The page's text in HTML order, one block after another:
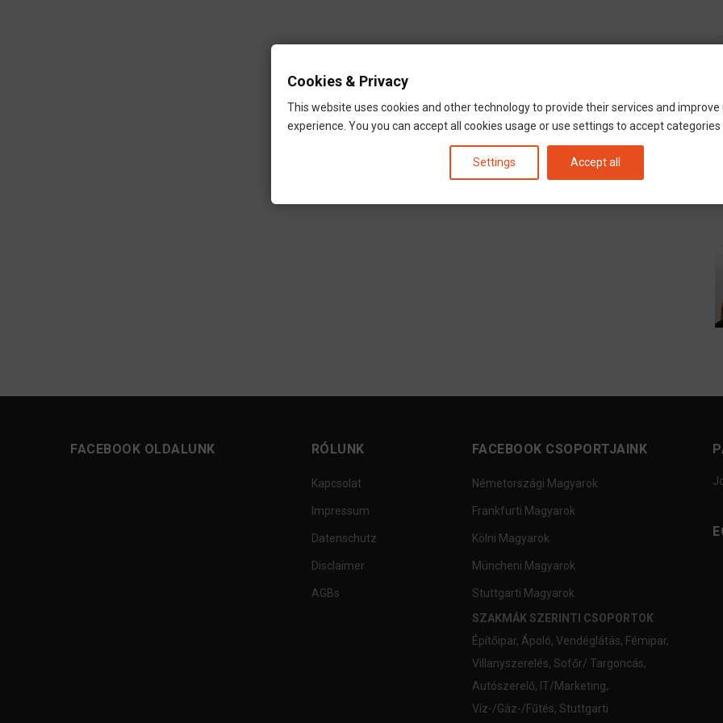
FACEBOOK OLDALUNK RÓLUNK
Kapcsolat
Impressum
Datenschutz
Disclaimer
AGBs
FACEBOOK CSOPORTJAINK
Németországi Magyarok
Frankfurti Magyarok
Kölni Magyarok
Müncheni Magyarok
Stuttgarti Magyarok
SZAKMÁK SZERINTI CSOPORTOK
Építőipar, Ápoló, Vendéglátás, Fémipar,
Villanyszerelés, Sofőr/ Targoncás,
Autószerelő, IT/Marketing,
Víz-/Gáz-/Fűtés, Stuttgarti
Cookies & Privacy
This website uses cookies and other technology to provide their services and improve
experience. You you can accept all cookies usage or use settings to accept categories
Settings Accept all